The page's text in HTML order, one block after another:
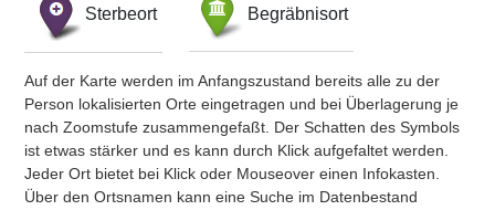
Sterbeort Begräbnisort
Auf der Karte werden im Anfangszustand bereits alle zu der
Person lokalisierten Orte eingetragen und bei Überlagerung je
nach Zoomstufe zusammengefaßt. Der Schatten des Symbols
ist etwas stärker und es kann durch Klick aufgefaltet werden.
Jeder Ort bietet bei Klick oder Mouseover einen Infokasten.
Über den Ortsnamen kann eine Suche im Datenbestand